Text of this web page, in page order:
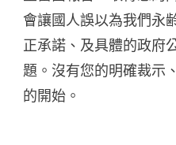
會讓國人誤以為我們永
正承諾、及具體的政府
題。沒有您的明確裁示
的開始。